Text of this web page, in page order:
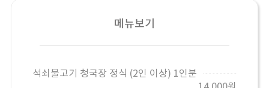
메뉴보기
석쇠불고기 청국장 정식 (2인 이상) 1인분